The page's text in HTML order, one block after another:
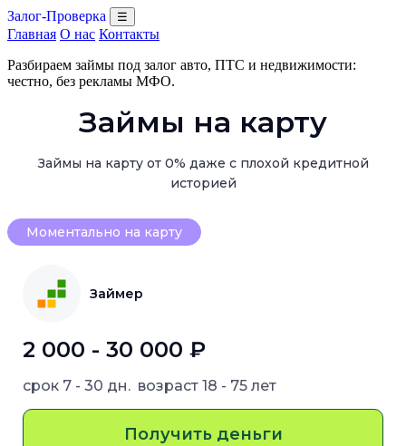
Залог-Проверка ☰
Главная О нас Контакты
Разбираем займы под залог авто, ПТС и недвижимости:
честно, без рекламы МФО.
Займы на карту
Займы на карту от 0% даже с плохой кредитной
историей
Моментально на карту
Займер
2 000 - 30 000 ₽
срок 7 - 30 дн. возраст 18 - 75 лет
Получить деньги